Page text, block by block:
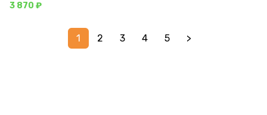
3 870 ₽
1 2 3 4 5 >